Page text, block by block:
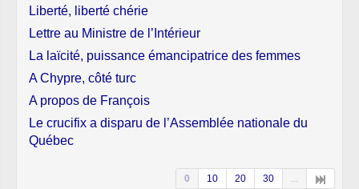
Liberté, liberté chérie
Lettre au Ministre de l’Intérieur
La laïcité, puissance émancipatrice des femmes
A Chypre, côté turc
A propos de François
Le crucifix a disparu de l’Assemblée nationale du
Québec
0 10 20 30 ...